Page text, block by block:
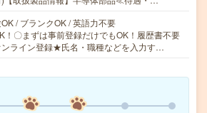
/ ブランクOK / 英語力不要
〇まずは事前登録だけでもOK！履歴書不要
ンライン登録★氏名・職種などを入力す…